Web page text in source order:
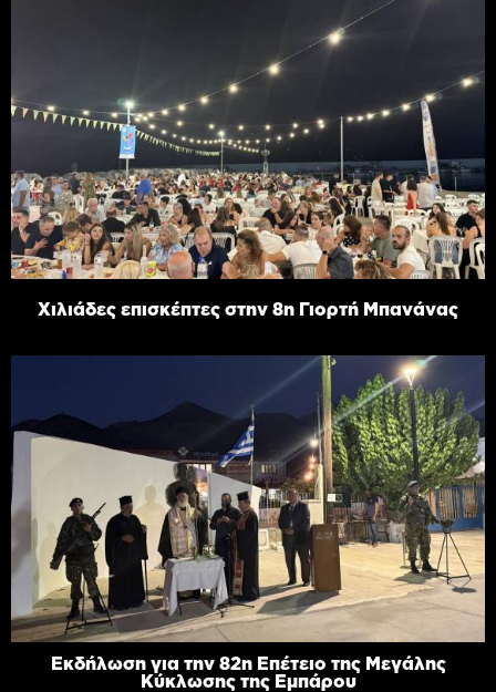
Χιλιάδες επισκέπτες στην 8η Γιορτή Μπανάνας
Εκδήλωση για την 82η Επέτειο της Μεγάλης
Κύκλωσης της Εμπάρου